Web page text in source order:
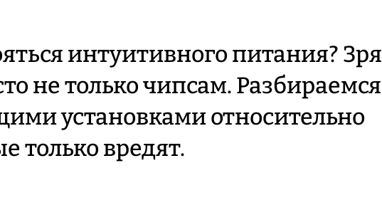
интуитивного питания? Зря
не только чипсам. Разбираемся
установками относительно
только вредят.